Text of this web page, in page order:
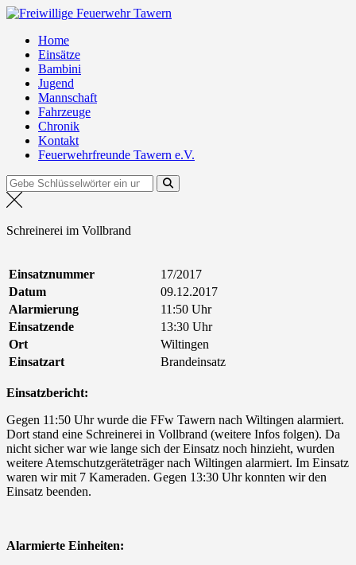
Zum
springenHome
Einsätze
Bambini
Jugend
Mannschaft
Fahrzeuge
Chronik
Kontakt
Feuerwehrfreunde Tawern e.V.
Suchen
nach:
Schreinerei im Vollbrand
Einsatznummer
17/2017
Datum
09.12.2017
Alarmierung
11:50 Uhr
Einsatzende
13:30 Uhr
Ort
Wiltingen
Einsatzart
Brandeinsatz
Einsatzbericht:
Gegen 11:50 Uhr wurde die FFw Tawern nach Wiltingen alarmiert.
Dort stand eine Schreinerei in Vollbrand (weitere Infos folgen). Da
nicht sicher war wie lange sich der Einsatz noch hinzieht, wurden
weitere Atemschutzgeräteträger nach Wiltingen alarmiert. Im Einsatz
waren wir mit 7 Kameraden. Gegen 13:30 Uhr konnten wir den
Einsatz beenden.
Alarmierte Einheiten: